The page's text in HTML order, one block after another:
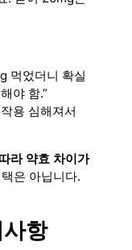
먹었더니 확실
야 함.”
용 심해져서
라 약효 차이가
은 아닙니다.
항